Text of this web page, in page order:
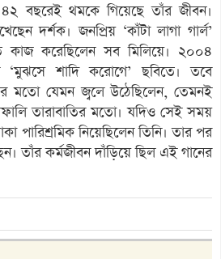
বছরেই থমকে গিয়েছে তাঁর জীবন।
দর্শক। জনপ্রিয় ‘কাঁটা লাগা গার্ল’
কাজ করেছিলেন সব মিলিয়ে। ২০০৪
‘মুঝসে শাদি করোগে’ ছবিতে। তবে
মতো যেমন জ্বলে উঠেছিলেন, তেমনই
তারাবাতির মতো। যদিও সেই সময়
পারিশ্রমিক নিয়েছিলেন তিনি। তার পর
তাঁর কর্মজীবন দাঁড়িয়ে ছিল এই গানের